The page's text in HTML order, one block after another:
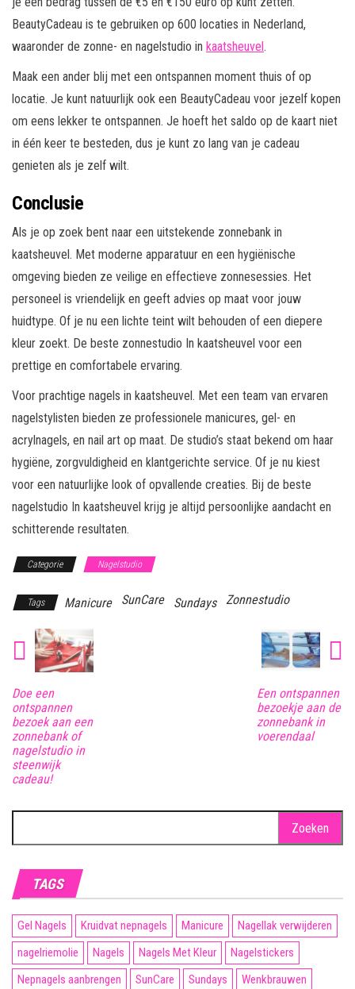
BeautyCadeau is te gebruiken op 600 locaties in Nederland,
waaronder de zonne- en nagelstudio in kaatsheuvel.
Maak een ander blij met een ontspannen moment thuis of op
locatie. Je kunt natuurlijk ook een BeautyCadeau voor jezelf kopen
om eens lekker te ontspannen. Je hoeft het saldo op de kaart niet
in één keer te besteden, dus je kunt zo lang van je cadeau
genieten als je zelf wilt.
Conclusie
Als je op zoek bent naar een uitstekende zonnebank in
kaatsheuvel. Met moderne apparatuur en een hygiënische
omgeving bieden ze veilige en effectieve zonnesessies. Het
personeel is vriendelijk en geeft advies op maat voor jouw
huidtype. Of je nu een lichte teint wilt behouden of een diepere
kleur zoekt. De beste zonnestudio In kaatsheuvel voor een
prettige en comfortabele ervaring.
Voor prachtige nagels in kaatsheuvel. Met een team van ervaren
nagelstylisten bieden ze professionele manicures, gel- en
acrylnagels, en nail art op maat. De studio’s staat bekend om haar
hygiëne, zorgvuldigheid en klantgerichte service. Of je nu kiest
voor een natuurlijke look of opvallende creaties. Bij de beste
nagelstudio In kaatsheuvel krijg je altijd persoonlijke aandacht en
schitterende resultaten.
Categorie Nagelstudio
Tags Manicure SunCare Sundays Zonnestudio
Doe een
ontspannen
bezoek aan een
zonnebank of
nagelstudio in
steenwijk
cadeau!
Een ontspannen
bezoekje aan de
zonnebank in
voerendaal
naar:
TAGS
Gel Nagels Kruidvat nepnagels Manicure
Nagellak verwijderen
nagelriemolie
Nagels Nagels Met Kleur
Nagelstickers
Nepnagels aanbrengen
SunCare Sundays
Wenkbrauwen